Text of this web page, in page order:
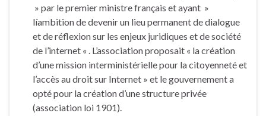
» par le premier ministre français et ayant »
líambition de devenir un lieu permanent de dialogue
et de réflexion sur les enjeux juridiques et de société
de l’internet « . L’association proposait « la création
d’une mission interministérielle pour la citoyenneté et
l’accès au droit sur Internet » et le gouvernement a
opté pour la création d’une structure privée
(association loi 1901).